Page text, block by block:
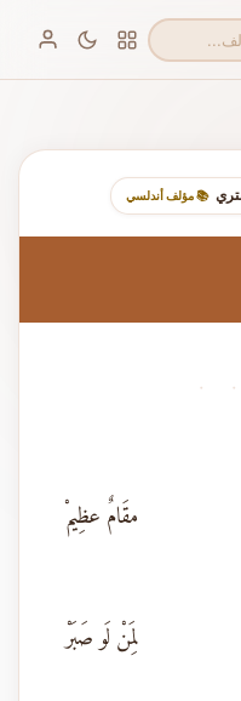
📚 مؤلف أندلسي
·
مقَامٌ عظِيمْ
لِمَنْ لَو صَبَرْ